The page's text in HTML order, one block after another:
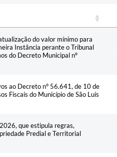
do valor mínimo para
Instância perante o Tribunal
do Decreto Municipal nº
ao Decreto n° 56.641, de 10 de
Fiscais do Município de São Luís
que estipula regras,
Predial e Territorial